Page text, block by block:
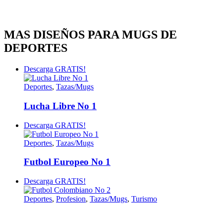
MAS DISEÑOS PARA MUGS DE
DEPORTES
Descarga GRATIS!
Deportes, Tazas/Mugs
Lucha Libre No 1
Descarga GRATIS!
Deportes, Tazas/Mugs
Futbol Europeo No 1
Descarga GRATIS!
Deportes, Profesion, Tazas/Mugs, Turismo